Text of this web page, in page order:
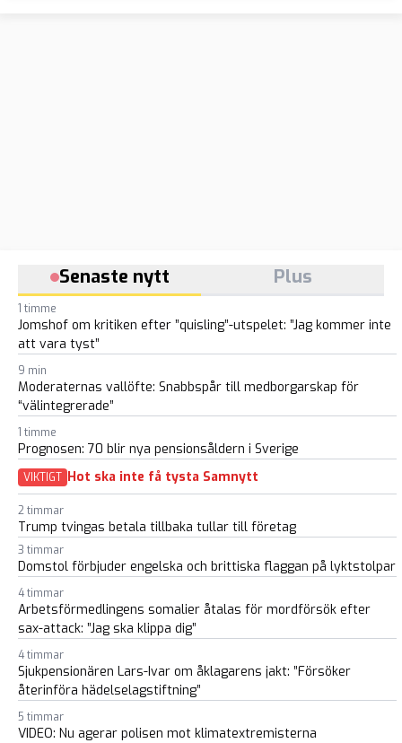
Senaste nytt Plus
1 timme
Jomshof om kritiken efter ”quisling”-utspelet: ”Jag kommer inte
att vara tyst”
9 min
Moderaternas vallöfte: Snabbspår till medborgarskap för
“välintegrerade”
1 timme
Prognosen: 70 blir nya pensionsåldern i Sverige
VIKTIGT Hot ska inte få tysta Samnytt
2 timmar
Trump tvingas betala tillbaka tullar till företag
3 timmar
Domstol förbjuder engelska och brittiska flaggan på lyktstolpar
4 timmar
Arbetsförmedlingens somalier åtalas för mordförsök efter
sax-attack: ”Jag ska klippa dig”
4 timmar
Sjukpensionären Lars-Ivar om åklagarens jakt: ”Försöker
återinföra hädelselagstiftning”
5 timmar
VIDEO: Nu agerar polisen mot klimatextremisterna